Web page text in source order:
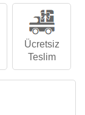
Ücretsiz
Teslim